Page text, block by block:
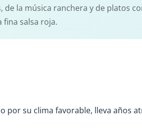
de la música ranchera y de platos
fina salsa roja.
por su clima favorable, lleva años